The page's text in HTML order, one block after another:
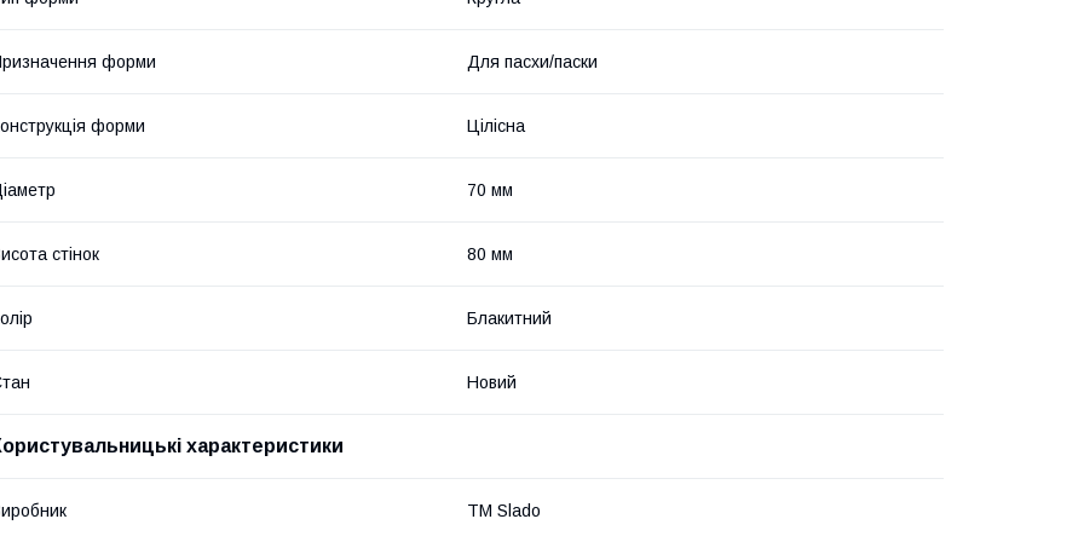
форми Для пасхи/паски
форми Цілісна
70 мм
стінок 80 мм
Блакитний
Новий
характеристики
ТМ Slado